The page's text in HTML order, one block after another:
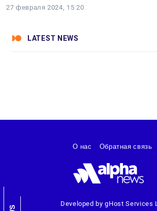
27 февраля 2024, 15:20
LATEST NEWS
Developed by gHost Services
О нас Обратная связь